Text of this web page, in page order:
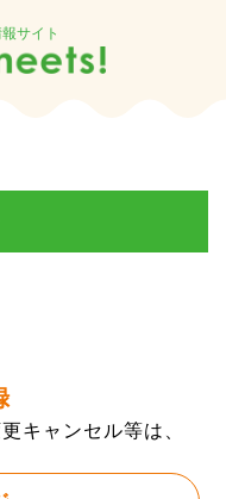
サイト
キャンセル等は、